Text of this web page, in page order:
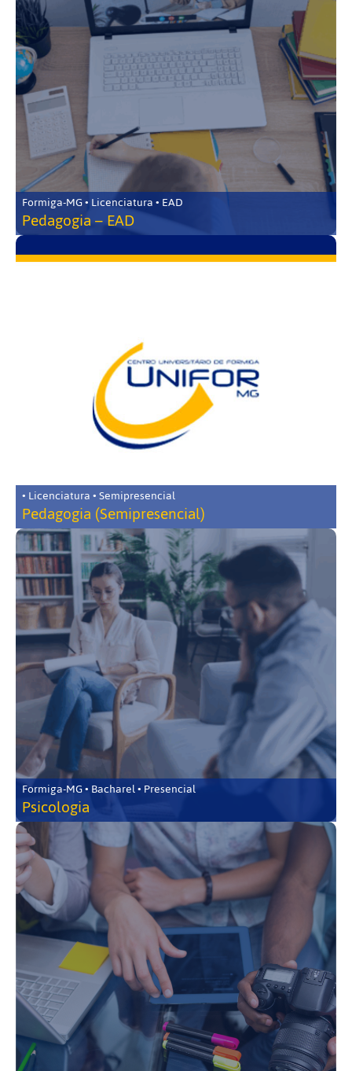
Formiga-MG • Licenciatura • EAD
Pedagogia – EAD
• Licenciatura • Semipresencial
Pedagogia (Semipresencial)
Formiga-MG • Bacharel • Presencial
Psicologia